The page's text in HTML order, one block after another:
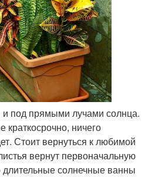
и под прямыми лучами солнца.
краткосрочно, ничего
Стоит вернуться к любимой
вернут первоначальную
длительные солнечные ванны